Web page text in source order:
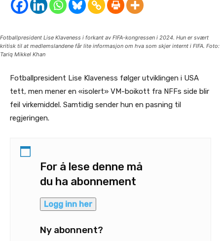
Fotballpresident Lise Klaveness i forkant av FIFA-kongressen i 2024. Hun er svært
kritisk til at medlemslandene får lite informasjon om hva som skjer internt i FIFA. Foto:
Tariq Mikkel Khan
Fotballpresident Lise Klaveness følger utviklingen i USA
tett, men mener en «isolert» VM-boikott fra NFFs side blir
feil virkemiddel. Samtidig sender hun en pasning til
regjeringen.
For å lese denne må
du ha abonnement
Logg inn her
Ny abonnent?